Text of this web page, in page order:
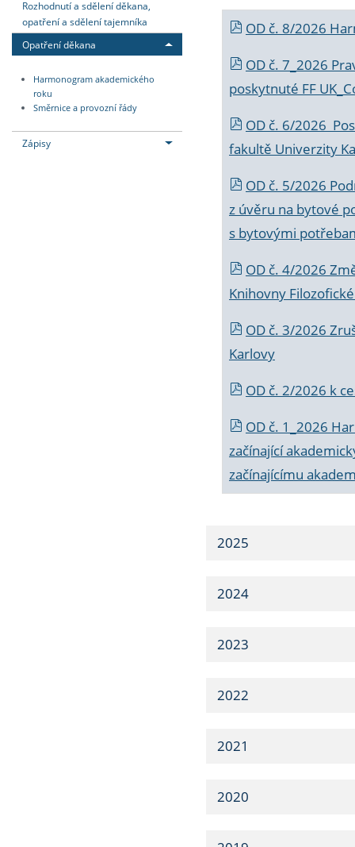
Rozhodnutí a sdělení děkana,
opatření a sdělení tajemníka
Opatření děkana
Harmonogram akademického
roku
Směrnice a provozní řády
Zápisy
OD č. 8/2026
OD č. 7_2026
poskytnuté FF
OD č. 6/2026
fakultě Univerzity
OD č. 5/2026
z úvěru na bytové
s bytovými
OD č. 4/2026
Knihovny
OD č. 3/2026
Karlovy
OD č. 2/2026 k
OD č. 1_2026
začínající
začínajícímu
2025
2024
2023
2022
2021
2020